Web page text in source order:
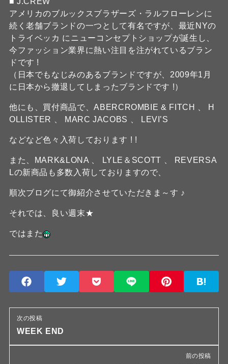
アメリカのブルックスブラザーズ・ラルフローレンに
続く老舗ブランドの一つとして有名ですが、最近NYの
トライベッカ にニューコンセプトショップが誕生し、
今ファッション業界に熱い注目を注がれているブラン
ドです !
（日本でもなじみのあるブランドですが、2009年1月
に日本から撤退してしまったブランドです !）
他にも、買付商品で、ABERCROMBIE & FITCH 、 H
OLLISTER 、 MARC JACOBS 、 LEVI’S
などなど色々入荷しております ! !
また、MARK&LONA 、 LYLE＆SCOTT 、 REVERSA
Lの新商品も多数入荷しておりますので、
順次ブログにて御紹介させていただきま～す ♪
それでは、良い週末★
ではまた
次の投稿
WEEK END
前の投稿